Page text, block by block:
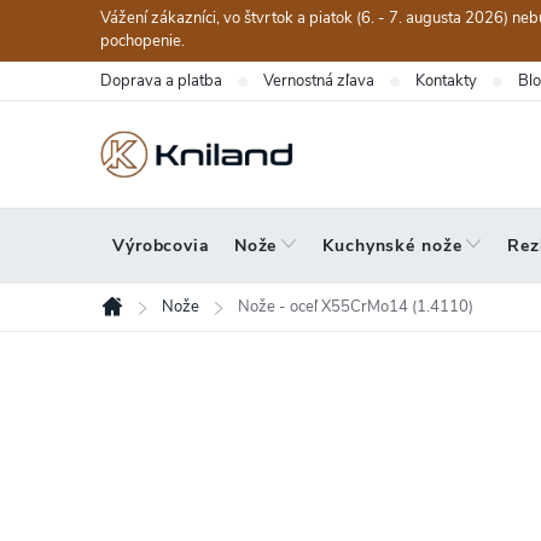
obsah
Vážení zákazníci, vo štvrtok a piatok (6. - 7. augusta 2026)
pochopenie.
Doprava a platba Vernostná zľava Kontakty
Výrobcovia Nože Kuchynské nože
Domov
Nože Nože - oceľ X55CrMo14 (1.4110)